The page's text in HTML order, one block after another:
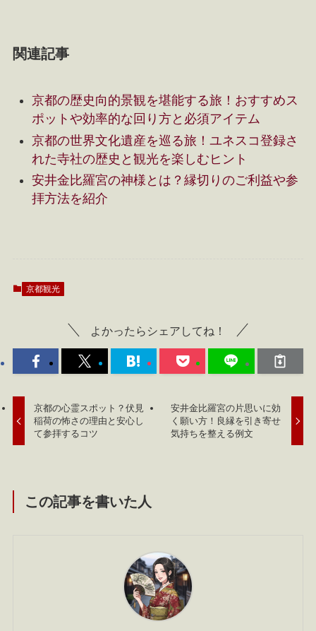
関連記事
京都の歴史向的景観を堪能する旅！おすすめス
ポットや効率的な回り方と必須アイテム
京都の世界文化遺産を巡る旅！ユネスコ登録さ
れた寺社の歴史と観光を楽しむヒント
安井金比羅宮の神様とは？縁切りのご利益や参
拝方法を紹介
京都観光
よかったらシェアしてね！
京都の心霊スポット？伏見
稲荷の怖さの理由と安心し
て参拝するコツ
安井金比羅宮の片思いに効
く願い方！良縁を引き寄せ
気持ちを整える例文
この記事を書いた人